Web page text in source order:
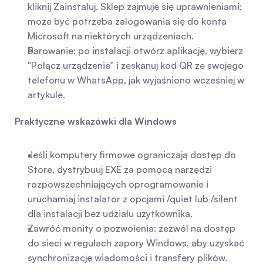
kliknij Zainstaluj. Sklep zajmuje się uprawnieniami;
może być potrzeba zalogowania się do konta
Microsoft na niektórych urządzeniach.
Parowanie: po instalacji otwórz aplikację, wybierz
"Połącz urządzenie" i zeskanuj kod QR ze swojego
telefonu w WhatsApp, jak wyjaśniono wcześniej w
artykule.
Praktyczne wskazówki dla Windows
Jeśli komputery firmowe ograniczają dostęp do
Store, dystrybuuj EXE za pomocą narzędzi
rozpowszechniających oprogramowanie i
uruchamiaj instalator z opcjami /quiet lub /silent
dla instalacji bez udziału użytkownika.
Zawróć monity o pozwolenia: zezwól na dostęp
do sieci w regułach zapory Windows, aby uzyskać
synchronizację wiadomości i transfery plików.